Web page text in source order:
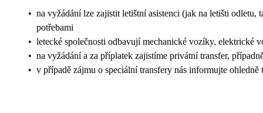
• na vyžádání lze zajistit letištní asistenci (jak na letišti odletu,
potřebami
• letecké společnosti odbavují mechanické vozíky, elektrické
• na vyžádání a za příplatek zajistíme privátní transfer,
• v případě zájmu o speciální transfery nás informujte